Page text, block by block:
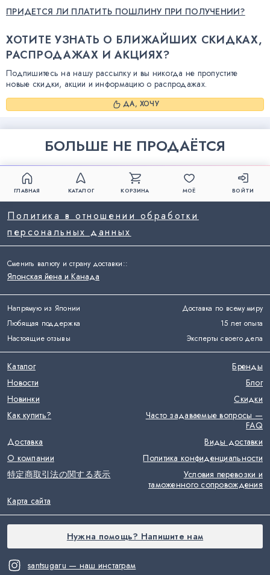
ПРИДЕТСЯ ЛИ ПЛАТИТЬ ПОШЛИНУ ПРИ ПОЛУЧЕНИИ?
ХОТИТЕ УЗНАТЬ О БЛИЖАЙШИХ СКИДКАХ,
РАСПРОДАЖАХ И АКЦИЯХ?
Подпишитесь на нашу рассылку и вы никогда не пропустите
новые скидки, акции и информацию о распродажах.
ДА, ХОЧУ
БОЛЬШЕ НЕ ПРОДАЁТСЯ
ГЛАВНАЯ КАТАЛОГ КОРЗИНА МОЁ ВОЙТИ
Напрямую из Японии
Доставка по всему миру
Любящая поддержка
15 лет опыта
Настоящие отзывы
Эксперты своего дела
santsugaru — наш инстаграм
Политика в отношении обработки
персональных данных
Каталог
Бренды
Новости
Блог
Новинки
Скидки
Как купить?
Часто задаваемые вопросы —
FAQ
Доставка
Виды доставки
О компании
Политика конфиденциальности
特定商取引法の関する表示
Условия перевозки и
таможенного сопровождения
Карта сайта
Сменить валюту и страну доставки::
Японская йена и Канада
Нужна помощь? Напишите нам